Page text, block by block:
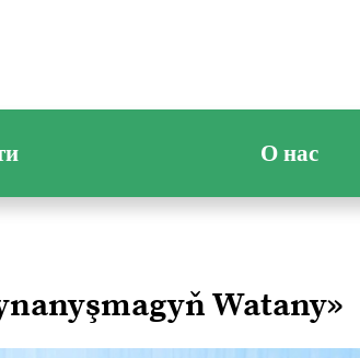
О нас
Watany»